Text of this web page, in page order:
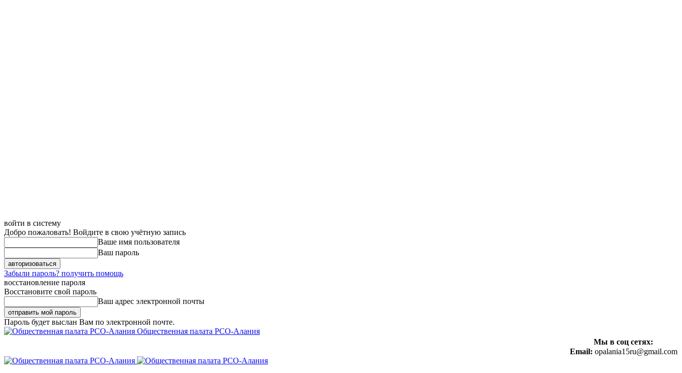
войти в систему
Добро пожаловать! Войдите в свою учётную запись
Ваше имя пользователя
Ваш пароль
Забыли пароль? получить помощь
восстановление пароля
Восстановите свой пароль
Ваш адрес электронной почты
Пароль будет выслан Вам по электронной почте.
Общественная палата РСО-Алания
Мы в соц сетях:
Email: opalania15ru@gmail.com